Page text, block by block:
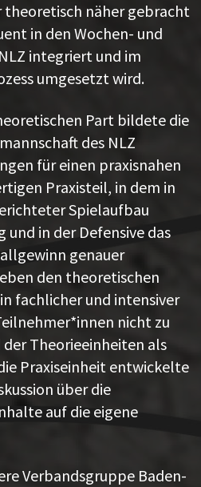
theoretisch näher gebracht
in den Wochen- und
integriert und im
umgesetzt wird.
Part bildete die
des NLZ
für einen praxisnahen
Praxisteil, in dem in
Spielaufbau
und in der Defensive das
genauer
den theoretischen
fachlicher und intensiver
nicht zu
Theorieeinheiten als
Praxiseinheit entwickelte
über die
auf die eigene
Verbandsgruppe Baden-